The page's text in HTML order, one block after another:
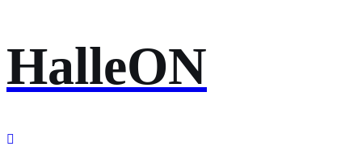
Inhalt
springen
HalleON